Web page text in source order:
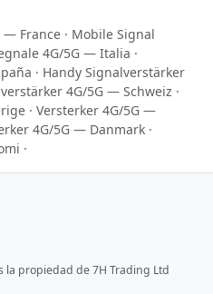
— France · Mobile Signal
4G/5G — Italia ·
· Handy Signalverstärker
4G/5G — Schweiz ·
· Versterker 4G/5G —
4G/5G — Danmark ·
·
la propiedad de 7H Trading Ltd